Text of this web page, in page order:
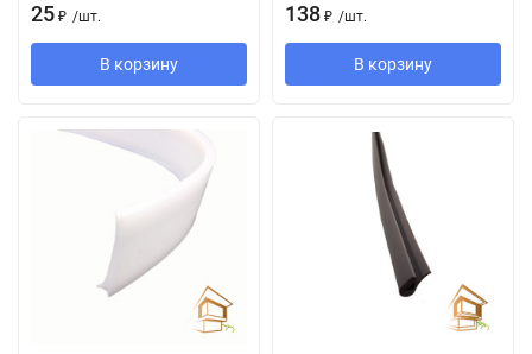
25 ₽ /шт.
В корзину
138 ₽ /шт.
В корзину